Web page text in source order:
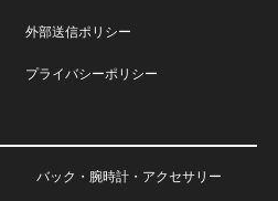
外部送信ポリシー
プライバシーポリシー
バック・腕時計・アクセサリー